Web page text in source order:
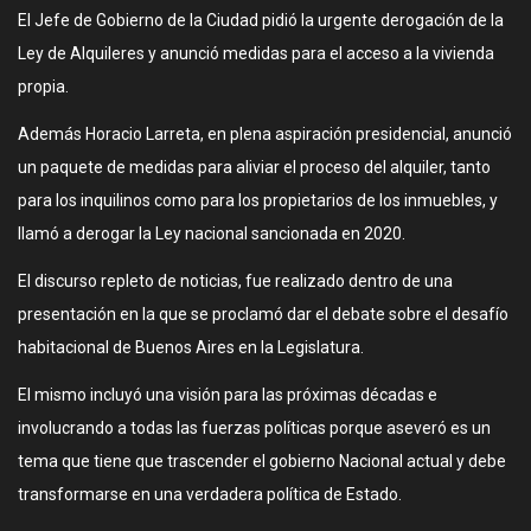
El Jefe de Gobierno de la Ciudad pidió la urgente derogación de la
Ley de Alquileres y anunció medidas para el acceso a la vivienda
propia.
Además Horacio Larreta, en plena aspiración presidencial, anunció
un paquete de medidas para aliviar el proceso del alquiler, tanto
para los inquilinos como para los propietarios de los inmuebles, y
llamó a derogar la Ley nacional sancionada en 2020.
El discurso repleto de noticias, fue realizado dentro de una
presentación en la que se proclamó dar el debate sobre el desafío
habitacional de Buenos Aires en la Legislatura.
El mismo incluyó una visión para las próximas décadas e
involucrando a todas las fuerzas políticas porque aseveró es un
tema que tiene que trascender el gobierno Nacional actual y debe
transformarse en una verdadera política de Estado.